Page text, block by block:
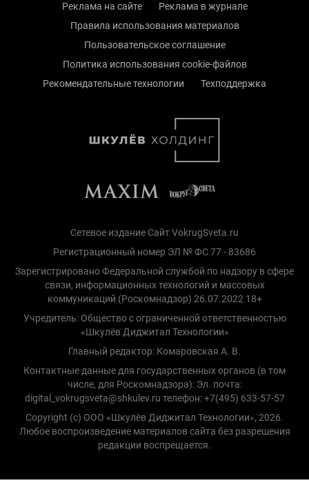
Реклама на сайте
Реклама в журнале
Правила использования материалов
Пользовательское соглашение
Политика использования cookie-файлов
Рекомендательные технологии
Техподдержка
Сетевое издание Сайт VokrugSveta.ru
Регистрационный номер ЭЛ № ФС 77 - 83686
Зарегистрировано Федеральной службой по надзору в сфере
связи, информационных технологий и массовых
коммуникаций (Роскомнадзор) 26.07.2022 18+
Учредитель: Общество с ограниченной ответственностью
«Шкулёв Диджитал Технологии»
Главный редактор: Комаровская А. В.
Контактные данные для государственных органов (в том
числе, для Роскомнадзора): Эл. почта:
digital_vokrugsveta@shkulev.ru телефон: +7(495) 633-57-57
Copyright (с) ООО «Шкулёв Диджитал Технологии», 2026.
Любое воспроизведение материалов сайта без разрешения
редакции воспрещается.